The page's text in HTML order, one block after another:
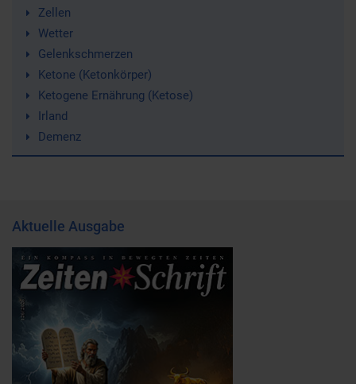
Zellen
Wetter
Gelenkschmerzen
Ketone (Ketonkörper)
Ketogene Ernährung (Ketose)
Irland
Demenz
Aktuelle Ausgabe